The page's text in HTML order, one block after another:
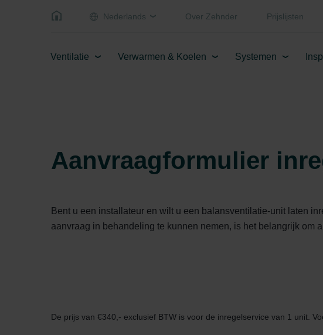
Nederlands Over Zehnder Prijslijsten
Ventilatie Verwarmen & Koelen Systemen
Aanvraagformulier
Bent u een installateur en wilt u een balansventilatie-unit laten
aanvraag in behandeling te kunnen nemen, is het belangrijk om
De prijs van €340,- exclusief BTW is voor de inregelservice van 1 unit.